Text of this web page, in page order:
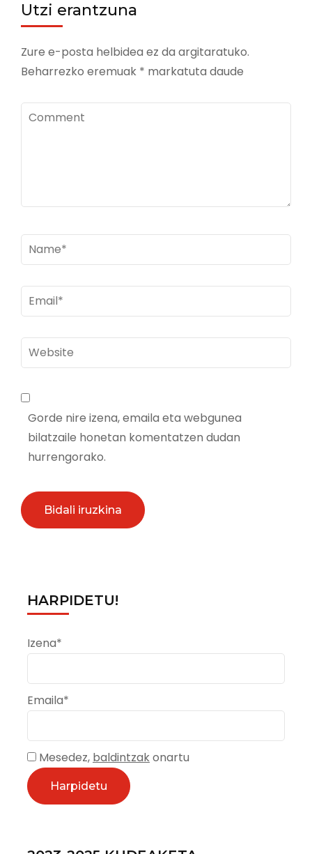
Utzi erantzuna
Zure e-posta helbidea ez da argitaratuko.
Beharrezko eremuak * markatuta daude
Comment
Name*
Email*
Website
Gorde nire izena, emaila eta webgunea
bilatzaile honetan komentatzen dudan
hurrengorako.
HARPIDETU!
Izena*
Emaila*
Mesedez, baldintzakonartu